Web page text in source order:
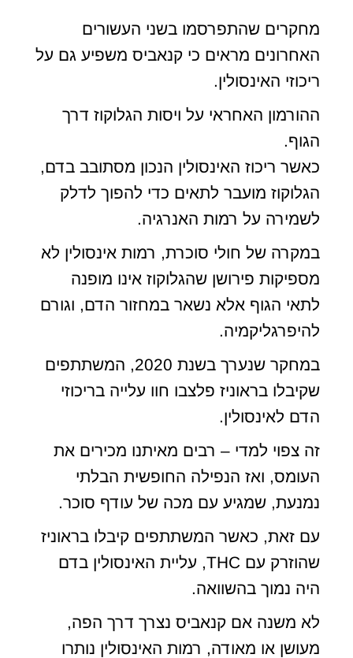
מחקרים שהתפרסמו בשני העשורים
האחרונים מראים כי קנאביס משפיע גם על
ריכוזי האינסולין.
ההורמון האחראי על ויסות הגלוקוז דרך
הגוף.
כאשר ריכוז האינסולין הנכון מסתובב בדם,
הגלוקוז מועבר לתאים כדי להפוך לדלק
לשמירה על רמות האנרגיה.
במקרה של חולי סוכרת, רמות אינסולין לא
מספיקות פירושן שהגלוקוז אינו מופנה
לתאי הגוף אלא נשאר במחזור הדם, וגורם
להיפרגליקמיה.
במחקר שנערך בשנת 2020, המשתתפים
שקיבלו בראוניז פלצבו חוו עלייה בריכוזי
הדם לאינסולין.
זה צפוי למדי – רבים מאיתנו מכירים את
העומס, ואז הנפילה החופשית הבלתי
נמנעת, שמגיע עם מכה של עודף סוכר.
עם זאת, כאשר המשתתפים קיבלו בראוניז
שהוזרק עם THC, עליית האינסולין בדם
היה נמוך בהשוואה.
לא משנה אם קנאביס נצרך דרך הפה,
מעושן או מאודה, רמות האינסולין נותרו